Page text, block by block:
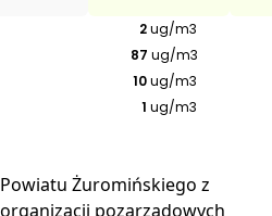
Żuromińskiego z
pozarządowych